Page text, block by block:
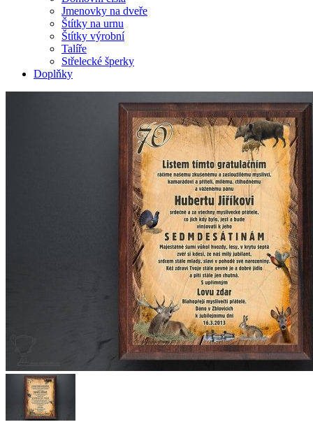
Jmenovky na dveře
Štítky na urnu
Štítky výrobní
Talíře
Střelecké šperky
Doplňky